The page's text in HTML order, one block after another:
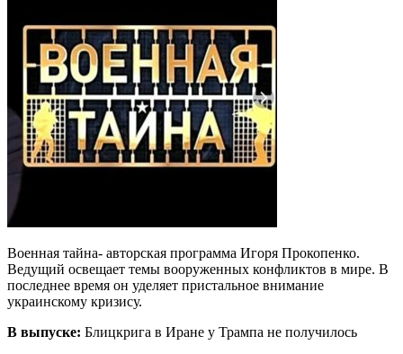
Военная тайна- авторская программа Игоря Прокопенко.
Ведущий освещает темы вооруженных конфликтов в мире. В
последнее время он уделяет пристальное внимание
украинскому кризису.
В выпуске: Блицкрига в Иране у Трампа не получилось